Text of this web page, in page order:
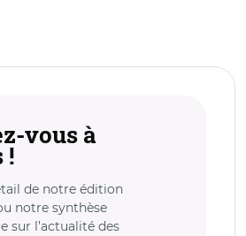
vous à
!
de notre édition
notre synthèse
sur l’actualité des